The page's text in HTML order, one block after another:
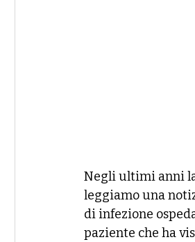
Negli ultimi anni
leggiamo una
di infezione
paziente che ha